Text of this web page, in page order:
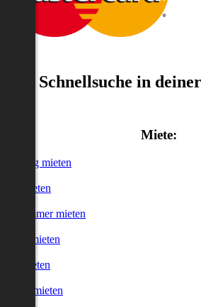
Schnellsuche in
Miete:
mieten
mieten
Zimmer mieten
mieten
mieten